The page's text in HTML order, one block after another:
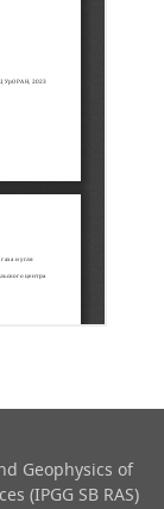
Geophysics​ of
(IPGG SB RAS)